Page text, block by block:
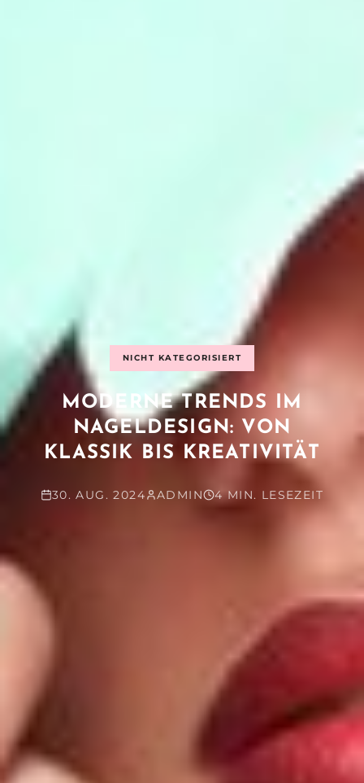
NICHT KATEGORISIERT
MODERNE TRENDS IM
NAGELDESIGN: VON
KLASSIK BIS KREATIVITÄT
30. AUG. 2024 ADMIN 4 MIN. LESEZEIT